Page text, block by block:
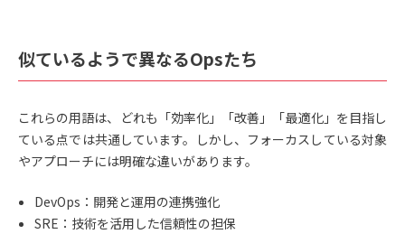
似ているようで異なるOpsたち
これらの用語は、どれも「効率化」「改善」「最適化」を目指し
ている点では共通しています。しかし、フォーカスしている対象
やアプローチには明確な違いがあります。
DevOps：開発と運用の連携強化
SRE：技術を活用した信頼性の担保